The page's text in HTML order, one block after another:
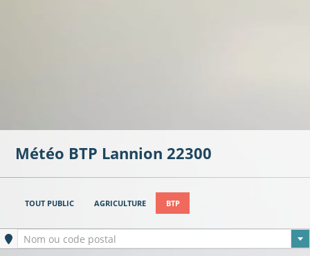
Météo BTP Lannion 22300
TOUT PUBLIC AGRICULTURE BTP
Ville sélectionnée
Nom ou code postal